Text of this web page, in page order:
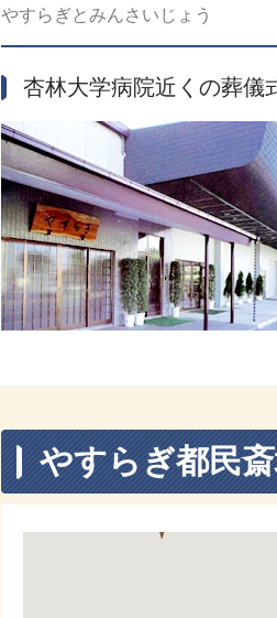
やすらぎとみんさいじょう
杏林大学病院近くの葬儀
やすらぎ都民